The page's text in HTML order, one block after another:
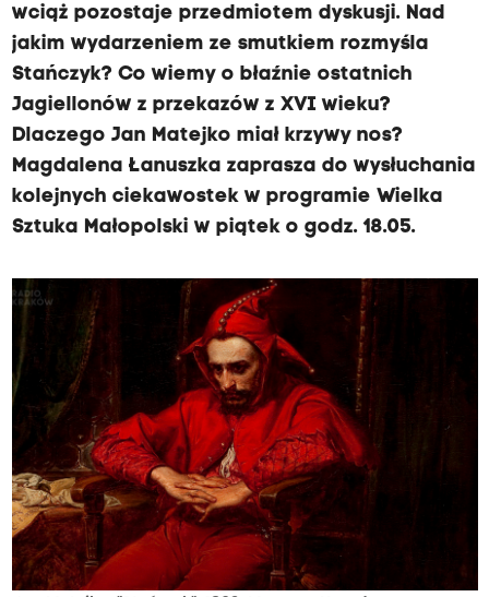
wciąż pozostaje przedmiotem dyskusji. Nad
jakim wydarzeniem ze smutkiem rozmyśla
Stańczyk? Co wiemy o błaźnie ostatnich
Jagiellonów z przekazów z XVI wieku?
Dlaczego Jan Matejko miał krzywy nos?
Magdalena Łanuszka zaprasza do wysłuchania
kolejnych ciekawostek w programie Wielka
Sztuka Małopolski w piątek o godz. 18.05.